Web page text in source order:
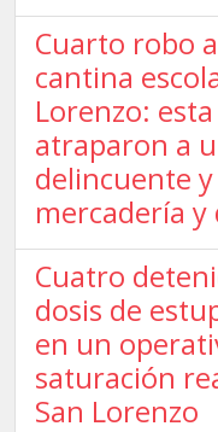
Cuarto robo
cantina
Lorenzo:
atraparon a
delincuente
mercadería y
Cuatro
dosis de
en un
saturación
San Lorenzo